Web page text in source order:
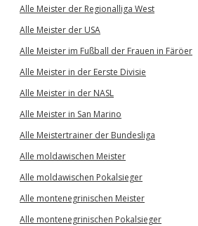
Alle Meister der Regionalliga West
Alle Meister der USA
Alle Meister im Fußball der Frauen in Färöer
Alle Meister in der Eerste Divisie
Alle Meister in der NASL
Alle Meister in San Marino
Alle Meistertrainer der Bundesliga
Alle moldawischen Meister
Alle moldawischen Pokalsieger
Alle montenegrinischen Meister
Alle montenegrinischen Pokalsieger